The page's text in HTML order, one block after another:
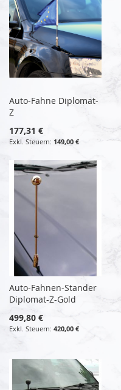
Auto-Fahne Diplomat-
Z
177,31 €
149,00 €
Auto-Fahnen-Stander
Diplomat-Z-Gold
499,80 €
420,00 €